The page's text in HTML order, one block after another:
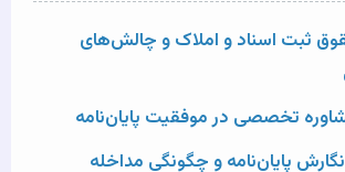
ثبت اسناد و املاک و چالش‌های
تخصصی در موفقیت پایان‌نامه
پایان‌نامه و چگونگی مداخله